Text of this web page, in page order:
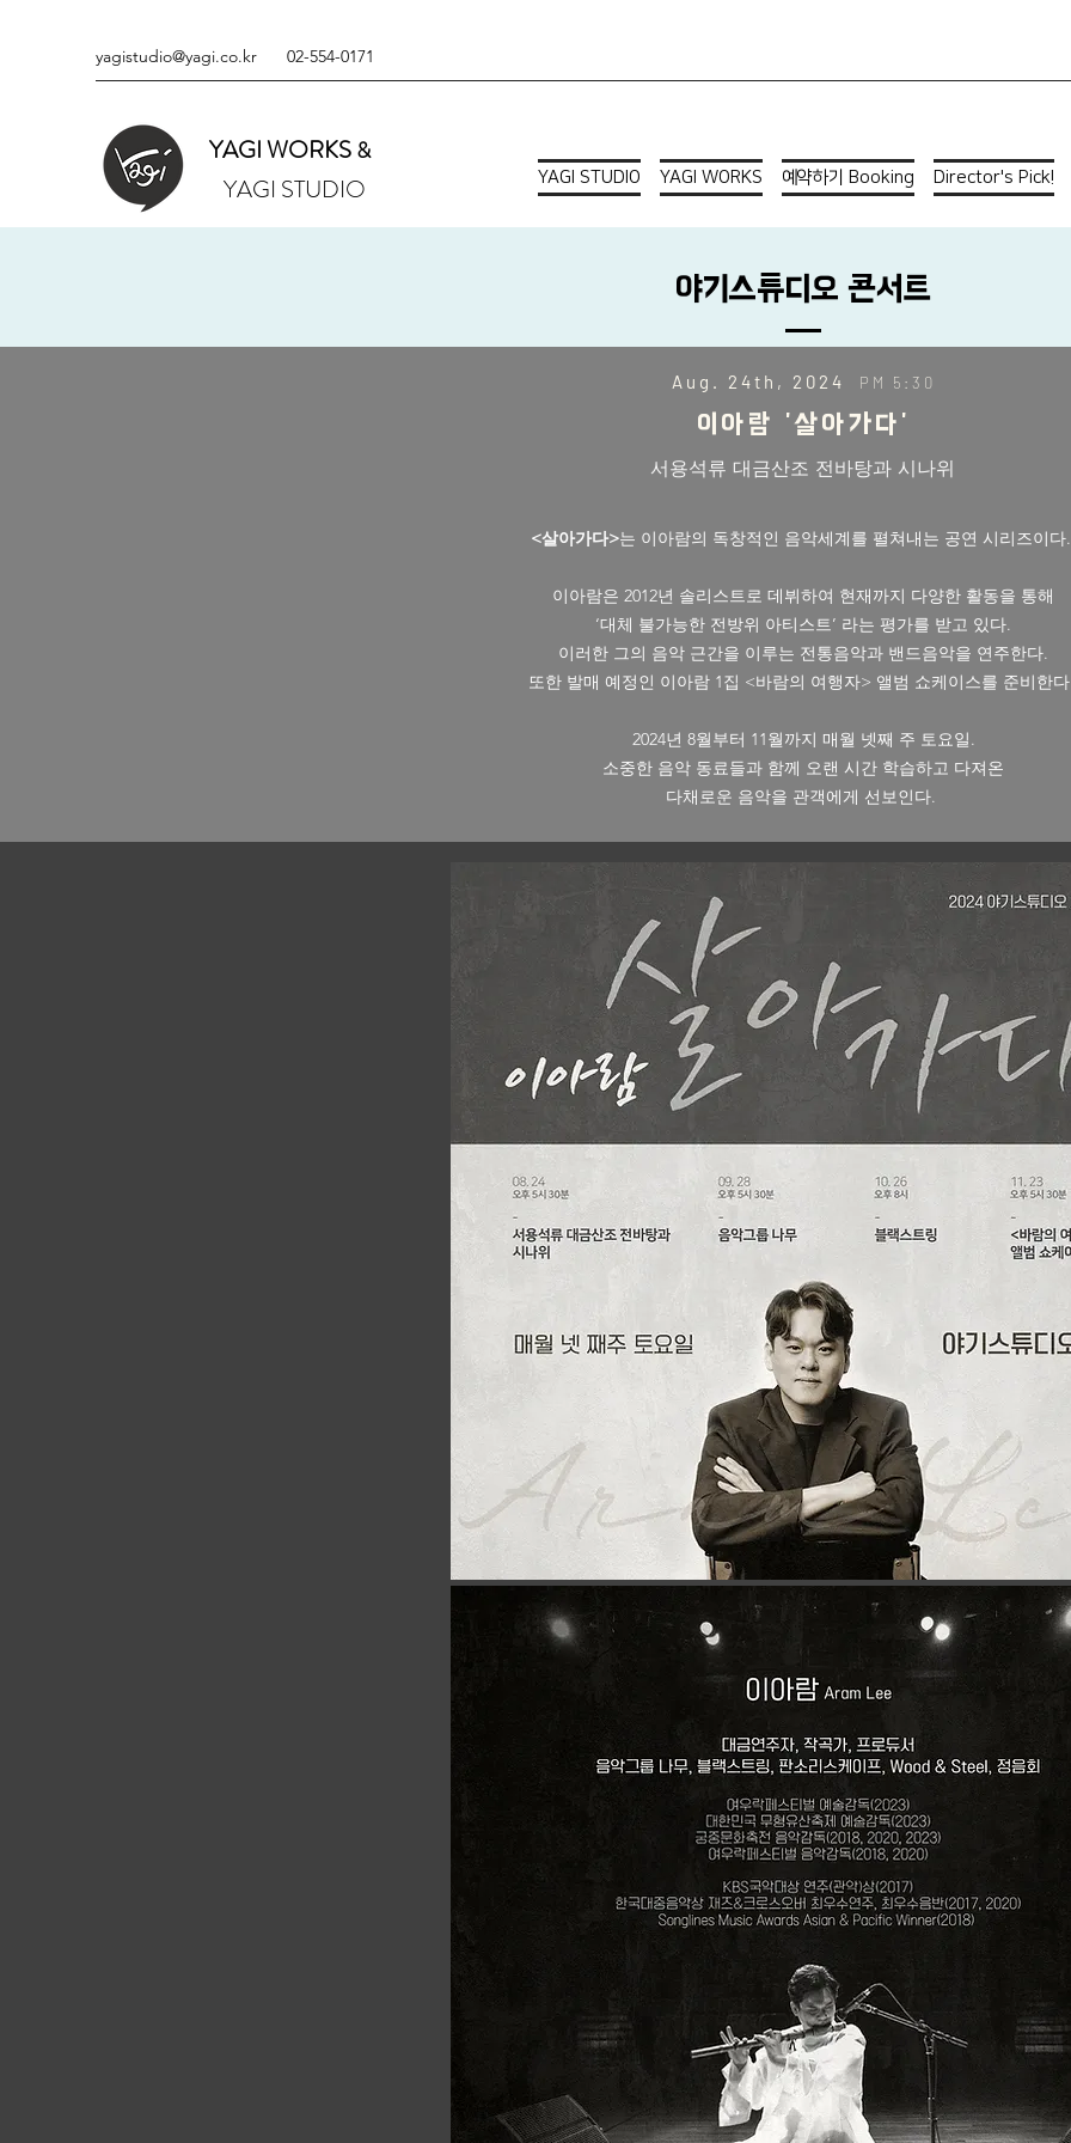
yagistudio@yagi.co.kr 02-554-0171
YAGI WORKS&
YAGI STUDIO YAGI STUDIO YAGI WORKS 예약하기 Booking Director's Pick!
​야기스튜디오 콘서트
Aug. 24th, 2024 P M 5:30
이아람 '살아가다'
서용석류 대금산조 전바탕과 시나위
<살아가다>는 이아람의 독창적인 음악세계를 펼쳐내는 공연 시리즈이
이아람은 2012년 솔리스트로 데뷔하여 현재까지 다양한 활동을 통해
‘대체 불가능한 전방위 아티스트’ 라는 평가를 받고 있다.
이러한 그의 음악 근간을 이루는 전통음악과 밴드음악을 연주한다.
또한 발매 예정인 이아람 1집 <바람의 여행자> 앨범 쇼케이스를 준비한
2024년 8월부터 11월까지 매월 넷째 주 토요일.
소중한 음악 동료들과 함께 오랜 시간 학습하고 다져온
다채로운 음악을 관객에게 선보인다.